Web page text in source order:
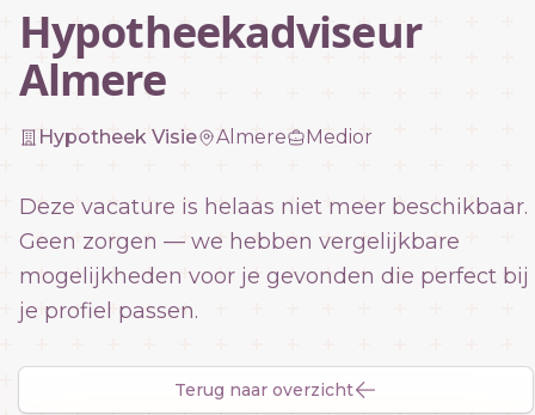
Hypotheekadviseur
Almere
Hypotheek Visie Almere Medior
Deze vacature is helaas niet meer beschikbaar.
Geen zorgen — we hebben vergelijkbare
mogelijkheden voor je gevonden die perfect bij
je profiel passen.
Terug naar overzicht